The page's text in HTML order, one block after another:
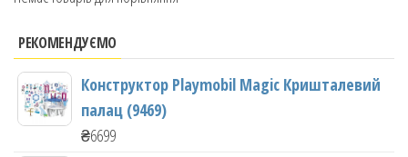
РЕКОМЕНДУЄМО
Конструктор Playmobil Magic Кришталевий
палац (9469)
₴6699